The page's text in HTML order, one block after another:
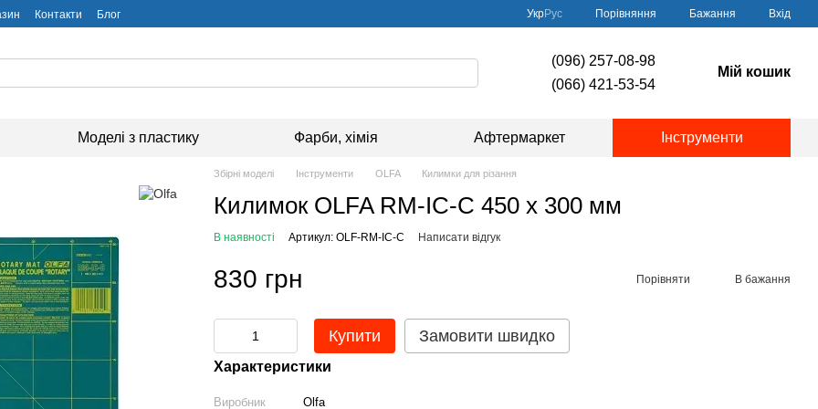
Контакти Блог УкрРус Порівняння Бажання Вхід
(096) 257-08-98
(066) 421-53-54
Мій кошик
Моделі з пластику Фарби, хімія Афтермаркет Інструменти
Збірні моделі Інструменти OLFA Килимки для різання
Килимок OLFA RM-IC-C 450 x 300 мм
В наявності Артикул: OLF-RM-IC-C Написати відгук
830 грн Порівняти В бажання
Купити Замовити швидко
Характеристики
Виробник
Olfa